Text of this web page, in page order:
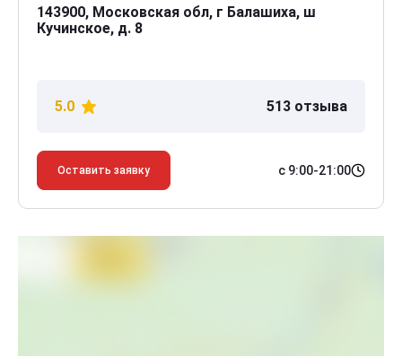
143900, Московская обл, г Балашиха, ш
Кучинское, д. 8
5.0 513 отзыва
Оставить заявку с 9:00-21:00